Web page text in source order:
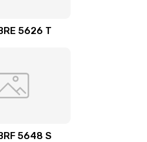
Заказать
5626 T
5648 S